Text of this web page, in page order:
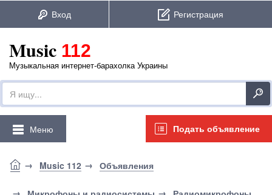
Music 112
Музыкальная интернет-барахолка Украины
Подать объявление
Меню
Music 112 Объявления